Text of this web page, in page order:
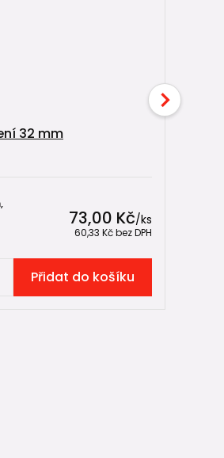
32 mm
73,00 Kč/ks
60,33 Kčbez DPH
Přidat do košíku